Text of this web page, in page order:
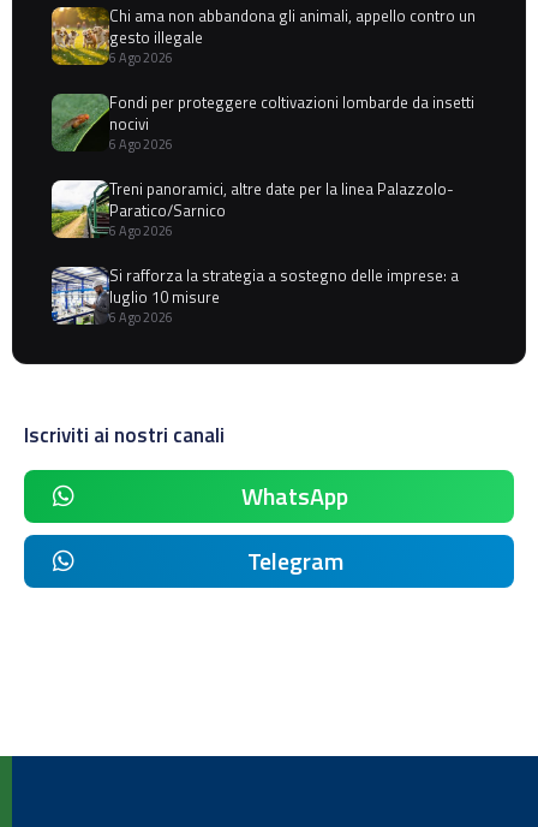
Chi ama non abbandona gli animali, appello contro un
gesto illegale
6 Ago 2026
Fondi per proteggere coltivazioni lombarde da insetti
nocivi
6 Ago 2026
Treni panoramici, altre date per la linea Palazzolo-
Paratico/Sarnico
6 Ago 2026
Si rafforza la strategia a sostegno delle imprese: a
luglio 10 misure
6 Ago 2026
Iscriviti ai nostri canali
WhatsApp
Telegram